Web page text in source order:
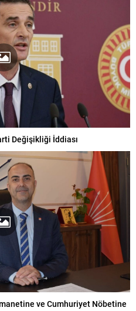
Değişikliği İddiası
ve Cumhuriyet Nöbetine